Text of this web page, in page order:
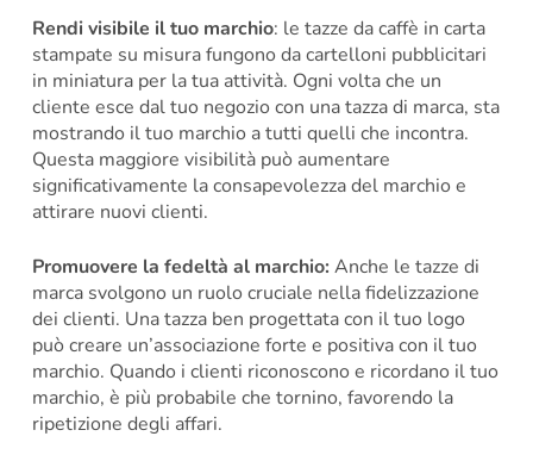
Rendi visibile il tuo marchio: le tazze da caffè in carta
stampate su misura fungono da cartelloni pubblicitari
in miniatura per la tua attività. Ogni volta che un
cliente esce dal tuo negozio con una tazza di marca, sta
mostrando il tuo marchio a tutti quelli che incontra.
Questa maggiore visibilità può aumentare
significativamente la consapevolezza del marchio e
attirare nuovi clienti.
Promuovere la fedeltà al marchio: Anche le tazze di
marca svolgono un ruolo cruciale nella fidelizzazione
dei clienti. Una tazza ben progettata con il tuo logo
può creare un’associazione forte e positiva con il tuo
marchio. Quando i clienti riconoscono e ricordano il tuo
marchio, è più probabile che tornino, favorendo la
ripetizione degli affari.